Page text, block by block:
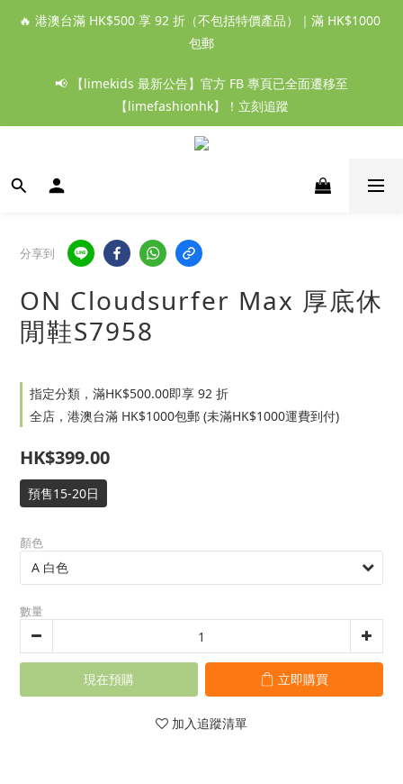
🔥 港澳台滿 HK$500 享 92 折（不包括特價產品）｜滿 HK$1000
包郵
📢 【limekids 最新公告】官方 FB 專頁已全面遷移至
【limefashionhk】！立刻追蹤
分享到
ON Cloudsurfer Max 厚底休
閒鞋S7958
指定分類，滿HK$500.00即享 92 折
全店，港澳台滿 HK$1000包郵 (未滿HK$1000運費到付)
HK$399.00
預售15-20日
顏色
數量
現在預購 立即購買
加入追蹤清單